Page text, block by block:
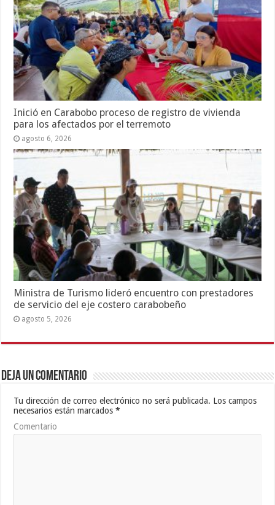
Inició en Carabobo proceso de registro de vivienda
para los afectados por el terremoto
agosto 6, 2026
Ministra de Turismo lideró encuentro con prestadores
de servicio del eje costero carabobeño
agosto 5, 2026
Deja un comentario
Tu dirección de correo electrónico no será publicada. Los campos
necesarios están marcados*
Comentario